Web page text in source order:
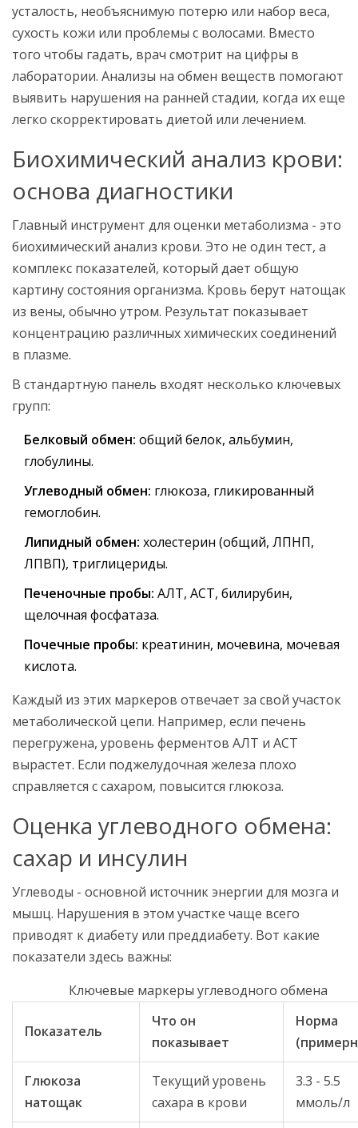
усталость, необъяснимую потерю или набор веса,
сухость кожи или проблемы с волосами. Вместо
того чтобы гадать, врач смотрит на цифры в
лаборатории. Анализы на обмен веществ помогают
выявить нарушения на ранней стадии, когда их еще
легко скорректировать диетой или лечением.
Биохимический анализ крови:
основа диагностики
Главный инструмент для оценки метаболизма - это
биохимический анализ крови. Это не один тест, а
комплекс показателей, который дает общую
картину состояния организма. Кровь берут натощак
из вены, обычно утром. Результат показывает
концентрацию различных химических соединений
в плазме.
В стандартную панель входят несколько ключевых
групп:
Белковый обмен: общий белок, альбумин,
глобулины.
Углеводный обмен: глюкоза, гликированный
гемоглобин.
Липидный обмен: холестерин (общий, ЛПНП,
ЛПВП), триглицериды.
Печеночные пробы: АЛТ, АСТ, билирубин,
щелочная фосфатаза.
Почечные пробы: креатинин, мочевина, мочевая
кислота.
Каждый из этих маркеров отвечает за свой участок
метаболической цепи. Например, если печень
перегружена, уровень ферментов АЛТ и АСТ
вырастет. Если поджелудочная железа плохо
справляется с сахаром, повысится глюкоза.
Оценка углеводного обмена:
сахар и инсулин
Углеводы - основной источник энергии для мозга и
мышц. Нарушения в этом участке чаще всего
приводят к диабету или преддиабету. Вот какие
показатели здесь важны:
Ключевые маркеры углеводного обмена
Показатель
Что он
показывает
Норма
Глюкоза
натощак
Текущий уровень
сахара в крови
3.3 - 5.5
ммоль/л